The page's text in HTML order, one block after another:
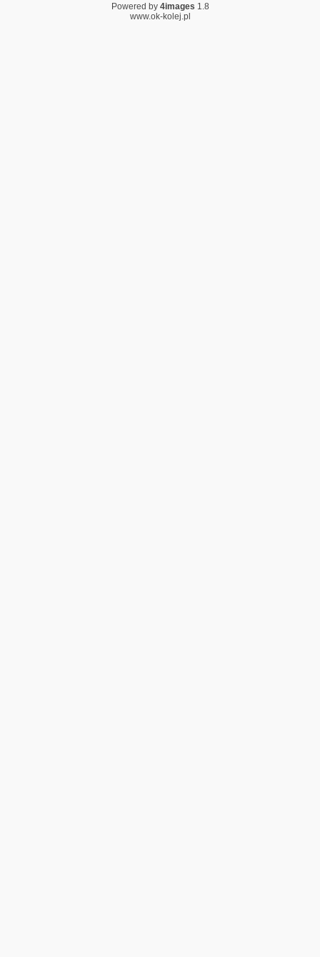
Powered by 4images 1.8
www.ok-kolej.pl